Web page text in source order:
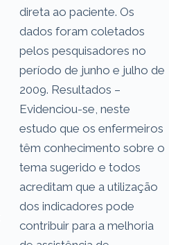
direta ao paciente. Os
dados foram coletados
pelos pesquisadores no
período de junho e julho de
2009. Resultados –
Evidenciou-se, neste
estudo que os enfermeiros
têm conhecimento sobre o
tema sugerido e todos
acreditam que a utilização
dos indicadores pode
contribuir para a melhoria